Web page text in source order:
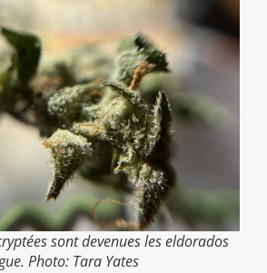
sont devenues les eldorados
Photo: Tara Yates